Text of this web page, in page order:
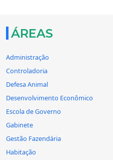
ÁREAS
Administração
Controladoria
Defesa Animal
Desenvolvimento Econômico
Escola de Governo
Gabinete
Gestão Fazendária
Habitação